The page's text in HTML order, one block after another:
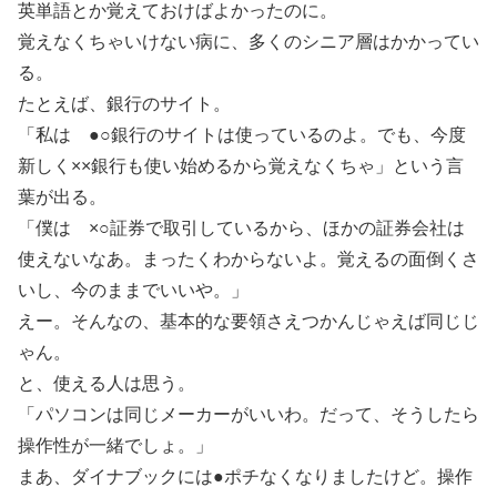
英単語とか覚えておけばよかったのに。
覚えなくちゃいけない病に、多くのシニア層はかかってい
る。
たとえば、銀行のサイト。
「私は ●○銀行のサイトは使っているのよ。でも、今度
新しく××銀行も使い始めるから覚えなくちゃ」という言
葉が出る。
「僕は ×○証券で取引しているから、ほかの証券会社は
使えないなあ。まったくわからないよ。覚えるの面倒くさ
いし、今のままでいいや。」
えー。そんなの、基本的な要領さえつかんじゃえば同じじ
ゃん。
と、使える人は思う。
「パソコンは同じメーカーがいいわ。だって、そうしたら
操作性が一緒でしょ。」
まあ、ダイナブックには●ポチなくなりましたけど。操作